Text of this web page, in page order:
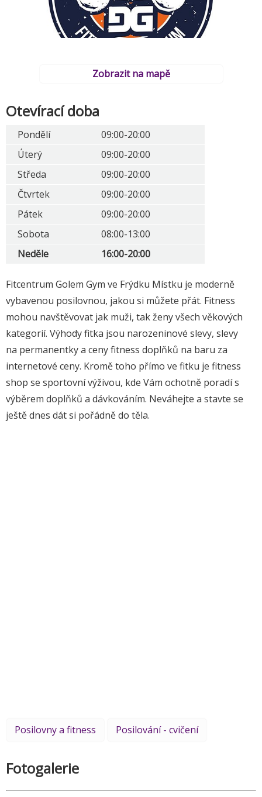
Zobrazit na mapě
Otevírací doba
Pondělí
09:00-20:00
Úterý
09:00-20:00
Středa
09:00-20:00
Čtvrtek
09:00-20:00
Pátek
09:00-20:00
Sobota
08:00-13:00
Neděle
16:00-20:00
Fitcentrum Golem Gym ve Frýdku Místku je moderně
vybavenou posilovnou, jakou si můžete přát. Fitness
mohou navštěvovat jak muži, tak ženy všech věkových
kategorií. Výhody fitka jsou narozeninové slevy, slevy
na permanentky a ceny fitness doplňků na baru za
internetové ceny. Kromě toho přímo ve fitku je fitness
shop se sportovní výživou, kde Vám ochotně poradí s
výběrem doplňků a dávkováním. Neváhejte a stavte se
ještě dnes dát si pořádně do těla.
Posilovny a fitness Posilování - cvičení
Fotogalerie